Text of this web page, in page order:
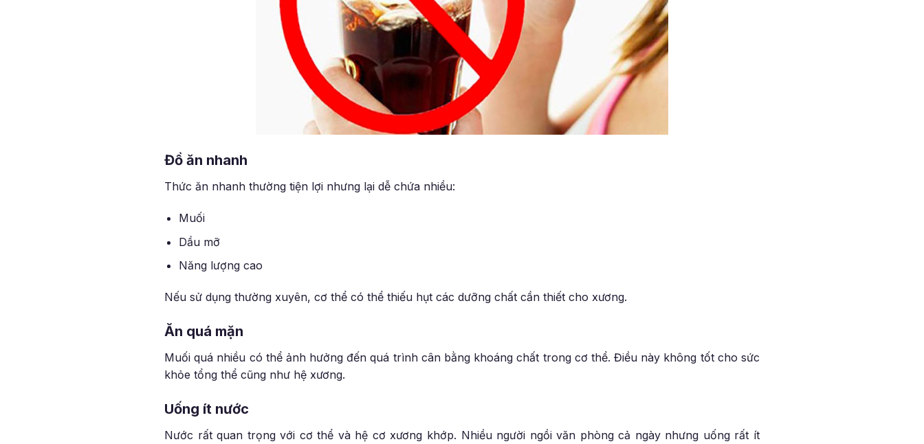
Đồ ăn nhanh
Thức ăn nhanh thường tiện lợi nhưng lại dễ chứa nhiều:
Muối
Dầu mỡ
Năng lượng cao
Nếu sử dụng thường xuyên, cơ thể có thể thiếu hụt các dưỡng chất cần thiết cho xương.
Ăn quá mặn
Muối quá nhiều có thể ảnh hưởng đến quá trình cân bằng khoáng chất trong cơ thể. Điều này không tốt cho sức
khỏe tổng thể cũng như hệ xương.
Uống ít nước
Nước rất quan trọng với cơ thể và hệ cơ xương khớp. Nhiều người ngồi văn phòng cả ngày nhưng uống rất ít